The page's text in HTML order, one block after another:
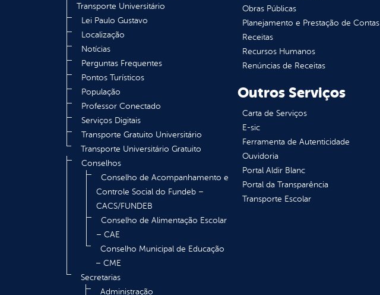
Transporte Universitário
Lei Paulo Gustavo
Localização
Notícias
Perguntas Frequentes
Pontos Turísticos
População
Professor Conectado
Serviços Digitais
Transporte Gratuito Universitário
Transporte Universitário Gratuito
Conselhos
Conselho de Acompanhamento e
Controle Social do Fundeb –
CACS/FUNDEB
Conselho de Alimentação Escolar
– CAE
Conselho Municipal de Educação
– CME
Secretarias
Administração
Obras Públicas
Planejamento e Prestação de Contas
Receitas
Recursos Humanos
Renúncias de Receitas
Outros Serviços
Carta de Serviços
E-sic
Ferramenta de Autenticidade
Ouvidoria
Portal Aldir Blanc
Portal da Transparência
Transporte Escolar